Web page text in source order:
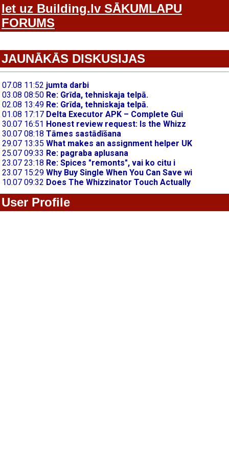
Iet uz Building.lv SĀKUMLAPU
FORUMS
JAUNĀKĀS DISKUSIJAS
User Profile